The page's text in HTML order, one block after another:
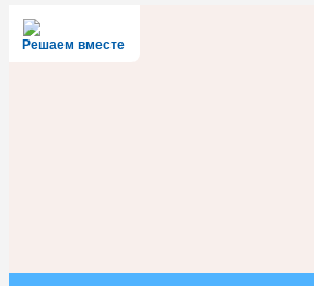
Решаем вместе